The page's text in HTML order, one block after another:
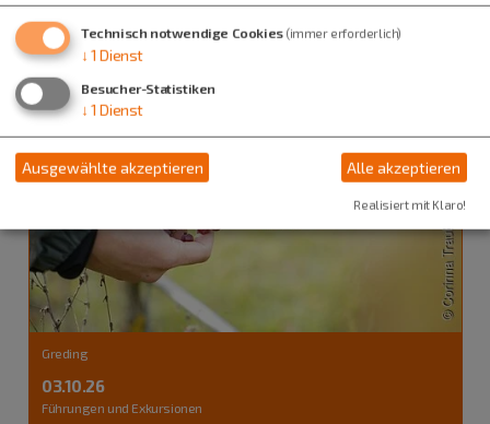
Greding
03.10.26
Führungen und Exkursionen
Technisch notwendige Cookies (immer erforderlich)
↓ 1 Dienst
Besucher-Statistiken
↓ 1 Dienst
Ausgewählte akzeptieren Alle akzeptieren
Realisiert mit Klaro!